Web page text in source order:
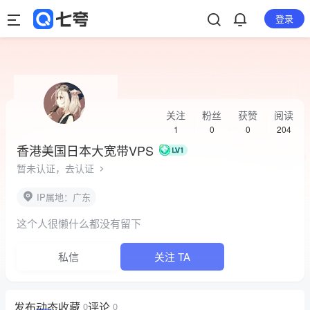
登录
香港美国日本大宽带VPS
暂未认证，去认证
关注
1
粉丝
0
获赞
0
阅读
204
IP属地：广东
这个人很懒什么都没有留下
私信 关注 TA
发布动态收藏 0评论 0